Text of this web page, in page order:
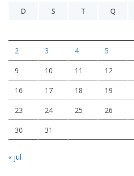
D
S T Q
2 3 4 5
9 10 11 12
16 17 18 19
23 24 25 26
30 31
« jul